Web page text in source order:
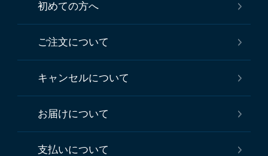
初めての方へ
ご注文について
キャンセルについて
お届けについて
支払いについて